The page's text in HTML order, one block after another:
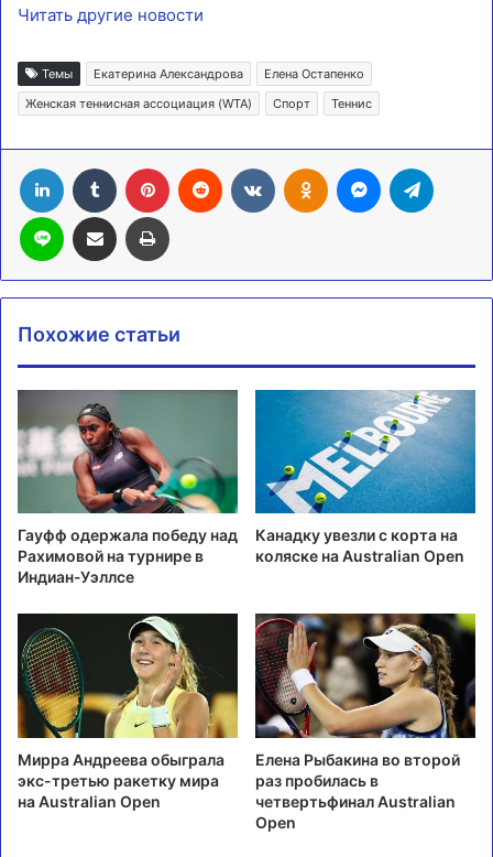
Читать другие новости
Темы Екатерина Александрова
Елена Остапенко
Женская теннисная ассоциация (WTA)
Спорт Теннис
LinkedIn Tumblr Pinterest Reddit ВконтактеОдноклассники
Messenger
Line Поделиться через электронную почту Печатать
Похожие статьи
Гауфф одержала победу над
Рахимовой на турнире в
Индиан-Уэллсе
Канадку увезли с корта на
коляске на Australian Open
Мирра Андреева обыграла
экс-третью ракетку мира
на Australian Open
Елена Рыбакина во второй
раз пробилась в
четвертьфинал Australian
Open